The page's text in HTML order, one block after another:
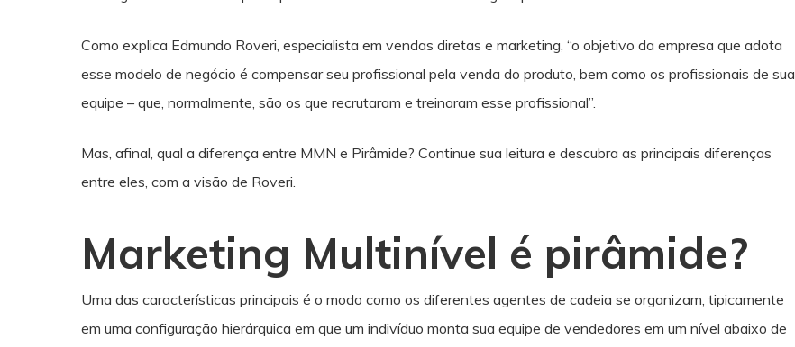
Como explica Edmundo Roveri, especialista em vendas diretas e marketing, “o objetivo da empresa que adota
esse modelo de negócio é compensar seu profissional pela venda do produto, bem como os profissionais de sua
equipe – que, normalmente, são os que recrutaram e treinaram esse profissional”.
Mas, afinal, qual a diferença entre MMN e Pirâmide? Continue sua leitura e descubra as principais diferenças
entre eles, com a visão de Roveri.
Marketing Multinível é pirâmide?
Uma das características principais é o modo como os diferentes agentes de cadeia se organizam, tipicamente
em uma configuração hierárquica em que um indivíduo monta sua equipe de vendedores em um nível abaixo de